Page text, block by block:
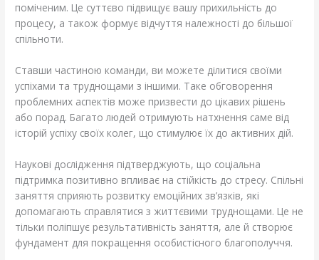
поміченим. Це суттєво підвищує вашу прихильність до
процесу, а також формує відчуття належності до більшої
спільноти.
Ставши частиною команди, ви можете ділитися своїми
успіхами та труднощами з іншими. Таке обговорення
проблемних аспектів може призвести до цікавих рішень
або порад. Багато людей отримують натхнення саме від
історій успіху своїх колег, що стимулює їх до активних дій.
Наукові дослідження підтверджують, що соціальна
підтримка позитивно впливає на стійкість до стресу. Спільні
заняття сприяють розвитку емоційних зв’язків, які
допомагають справлятися з життєвими труднощами. Це не
тільки поліпшує результативність заняття, але й створює
фундамент для покращення особистісного благополуччя.